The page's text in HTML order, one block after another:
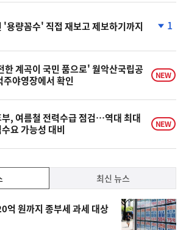
'용량꼼수' 직접 재보고 제보하기까지
락
1
한 계곡이 국민 품으로' 월악산국립공
주야영장에서 확인
NEW
부, 여름철 전력수급 점검…역대 최대
요 가능성 대비
NEW
최신 뉴스
억 원까지 종부세 과세 대상